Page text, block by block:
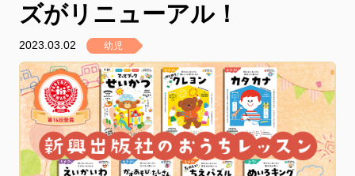
ズがリニューアル！
2023.03.02 幼児